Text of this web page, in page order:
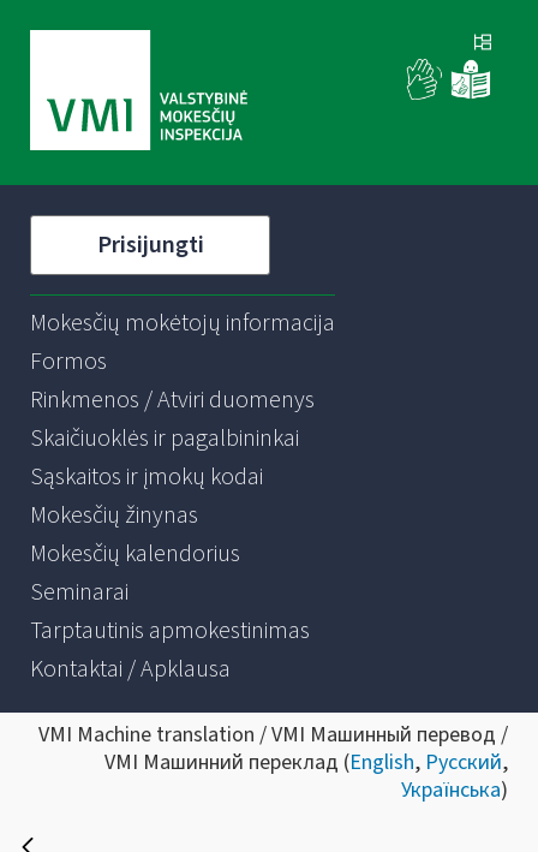
Prisijungti
Mokesčių mokėtojų informacija
Formos
Rinkmenos / Atviri duomenys
Skaičiuoklės ir pagalbininkai
Sąskaitos ir įmokų kodai
Mokesčių žinynas
Mokesčių kalendorius
Seminarai
Tarptautinis apmokestinimas
Kontaktai / Apklausa
VMI Machine translation / VMI Машинный перевод /
VMI Машинний переклад (English, Русский,
Українська)